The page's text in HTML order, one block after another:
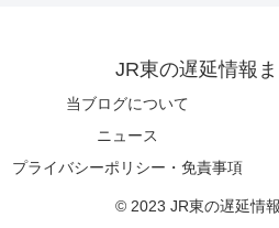
JR東の遅延情報
当ブログについて
ニュース
プライバシーポリシー・免責事項
© 2023 JR東の遅延情